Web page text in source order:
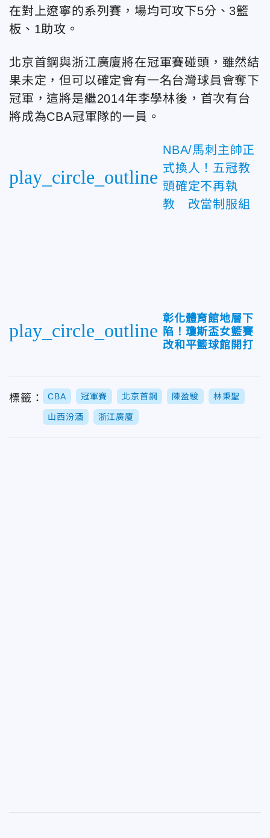
在對上遼寧的系列賽，場均可攻下5分、3籃
板、1助攻。
北京首鋼與浙江廣廈將在冠軍賽碰頭，雖然結
果未定，但可以確定會有一名台灣球員會奪下
冠軍，這將是繼2014年李學林後，首次有台
將成為CBA冠軍隊的一員。
play_circle_outline
NBA/馬刺主帥正
式換人！五冠教
頭確定不再執
教 改當制服組
play_circle_outline
彰化體育館地層下
陷！瓊斯盃女籃賽
改和平籃球館開打
標籤： CBA 冠軍賽 北京首鋼 陳盈駿 林秉聖
山西汾酒 浙江廣廈